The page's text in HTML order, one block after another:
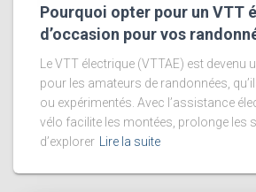
Pourquoi opter pour un VTT
d’occasion pour vos
Le VTT électrique (VTTAE) est devenu
pour les amateurs de randonnées,
ou expérimentés. Avec l’assistance
vélo facilite les montées, prolonge les
d’explorer
Lire la suite